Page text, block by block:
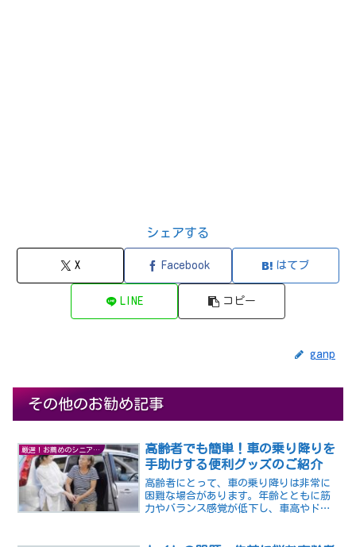
シェアする
X Facebook はてブ
LINE コピー
ganp
その他のお勧め記事
厳選！お薦めのシニアグッズ
高齢者でも簡単！車の乗り降りを
手助けする便利グッズのご紹介
高齢者にとって、車の乗り降りは非常に
困難な場合があります。年齢とともに筋
力やバランス感覚が低下し、車高やドア